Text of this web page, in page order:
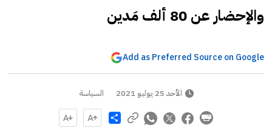
والإحضار عن 80 ألف مَدين
Add as Preferred Source on Google
الأحد 25 يوليو 2021 السياسة
Share